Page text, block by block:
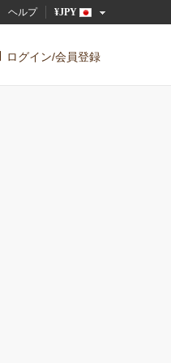
ヘルプ ¥JPY
ログイン/会員登録